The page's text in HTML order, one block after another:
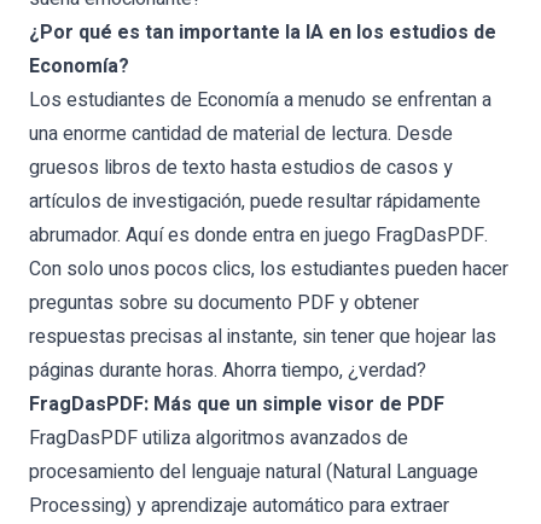
¿Por qué es tan importante la IA en los estudios de
Economía?
Los estudiantes de Economía a menudo se enfrentan a
una enorme cantidad de material de lectura. Desde
gruesos libros de texto hasta estudios de casos y
artículos de investigación, puede resultar rápidamente
abrumador. Aquí es donde entra en juego FragDasPDF.
Con solo unos pocos clics, los estudiantes pueden hacer
preguntas sobre su documento PDF y obtener
respuestas precisas al instante, sin tener que hojear las
páginas durante horas. Ahorra tiempo, ¿verdad?
FragDasPDF: Más que un simple visor de PDF
FragDasPDF utiliza algoritmos avanzados de
procesamiento del lenguaje natural (Natural Language
Processing) y aprendizaje automático para extraer